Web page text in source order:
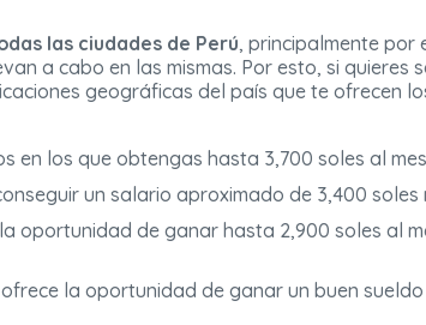
las ciudades de Perú, principalmente por
a cabo en las mismas. Por esto, si quieres
geográficas del país que te ofrecen
en los que obtengas hasta 3,700 soles al
un salario aproximado de 3,400 soles
oportunidad de ganar hasta 2,900 soles al
la oportunidad de ganar un buen